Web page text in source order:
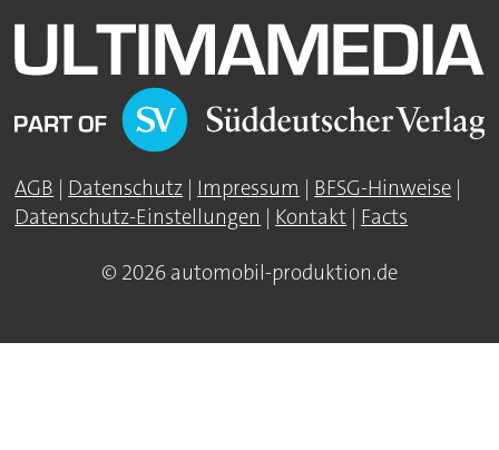
AGB | Datenschutz | Impressum | BFSG-Hinweise |
Datenschutz-Einstellungen | Kontakt | Facts
© 2026 automobil-produktion.de